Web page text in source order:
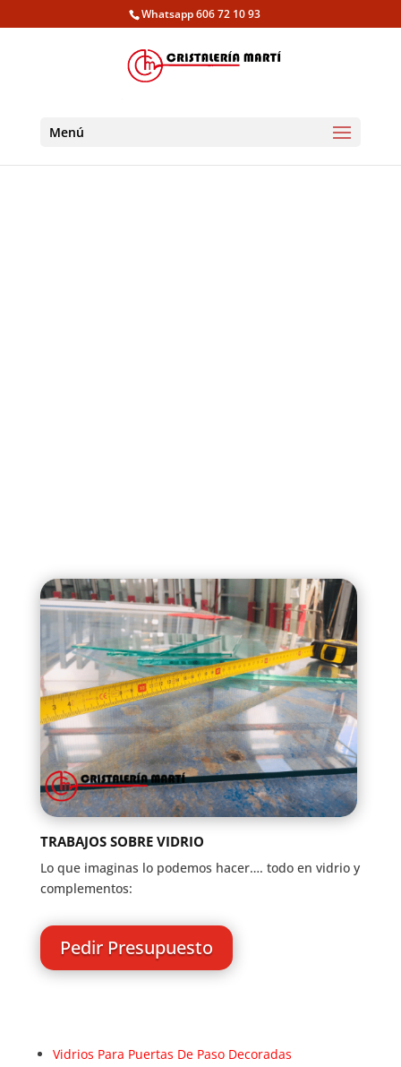
Whatsapp 606 72 10 93
Menú
TRABAJOS SOBRE VIDRIO
Lo que imaginas lo podemos hacer…. todo en vidrio y
complementos:
Pedir Presupuesto
Vidrios Para Puertas De Paso Decoradas